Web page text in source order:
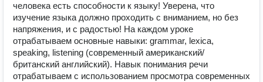
человека есть способности к языку! Уверена, что
изучение языка должно проходить с вниманием, но без
напряжения, и с радостью! На каждом уроке
отрабатываем основные навыки: grammar, lexica,
speaking, listening (современный американский/
британский английский). Навык понимания речи
отрабатываем с использованием просмотра современных